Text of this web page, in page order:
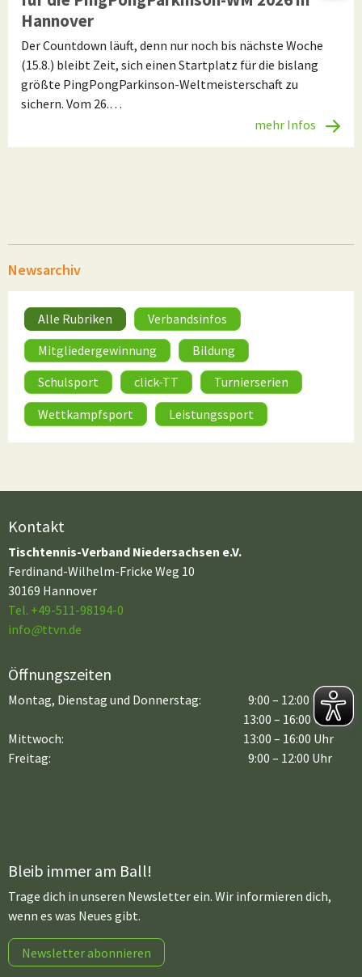
Hannover
Der Countdown läuft, denn nur noch bis nächste Woche
(15.8.) bleibt Zeit, sich einen Startplatz für die bislang
größte PingPongParkinson-Weltmeisterschaft zu
sichern. Vom 26.…
mehr Infos
Newsarchiv
Alle Rubriken
Verbandsinfos
Mitgliedergewinnung
Bildung
Schulsport
click-TT
Turnierserien
Wettkampfsport
Leistungssport
Kontakt
Tischtennis-Verband Niedersachsen e.V.
Ferdinand-Wilhelm-Fricke Weg 10
30169 Hannover
Tel. +49-511-98194-0
info@ttvn.de
Öffnungszeiten
Montag, Dienstag und Donnerstag:
9:00 – 12:00 Uhr
13:00 – 16:00 Uhr
Mittwoch:
Freitag:
13:00 – 16:00 Uhr
9:00 – 12:00 Uhr
Bleib immer am Ball!
Trage dich in unseren Newsletter ein. Wir informieren dich,
wenn es was Neues gibt.
Newsletter abonnieren